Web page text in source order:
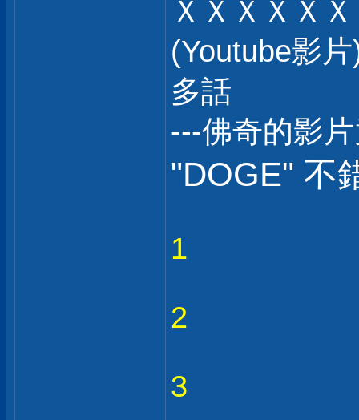
ＸＸＸＸＸ
(Youtube影
多話
---佛奇的影
"DOGE" 不
1
2
3